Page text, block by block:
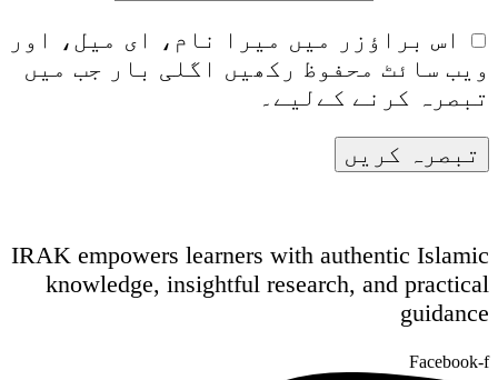
اس براؤزر میں میرا نام، ای میل، اور
ویب سائٹ محفوظ رکھیں اگلی بار جب میں
تبصرہ کرنے کےلیے۔
IRAK empowers learners with authentic Islamic
knowledge, insightful research, and practical
guidance
Facebook-f